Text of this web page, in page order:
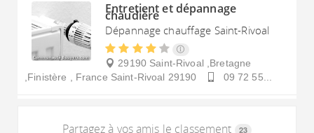
Entretient et dépannage
chaudière
Dépannage chauffage Saint-Rivoal
29190 Saint-Rivoal ,Bretagne
,Finistère , France Saint-Rivoal 29190 09 72 55...
Partagez à vos amis le classement 23